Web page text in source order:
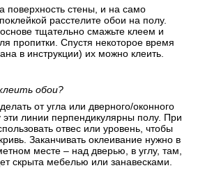
поверхность стены, и на само
расстелите обои на полу.
тщательно смажьте клеем и
пропитки. Спустя некоторое время
в инструкции) их можно клеить.
обои?
от угла или дверного/оконного
эти линии перпендикулярны полу. При
отвес или уровень, чтобы
Заканчивать оклеивание нужно в
месте – над дверью, в углу, там,
скрыта мебелью или занавесками.